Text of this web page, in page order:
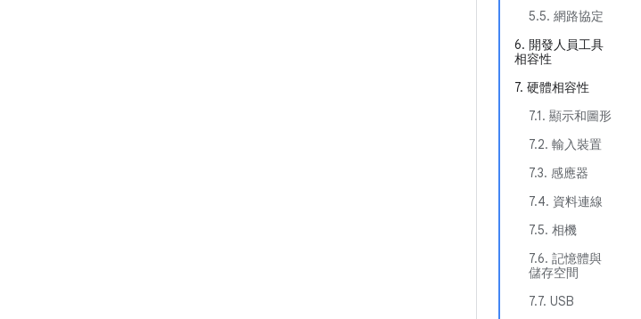
5.5. 網路協定
6. 開發人員工具
相容性
7. 硬體相容性
7.1. 顯示和圖形
7.2. 輸入裝置
7.3. 感應器
7.4. 資料連線
7.5. 相機
7.6. 記憶體與
儲存空間
7.7. USB